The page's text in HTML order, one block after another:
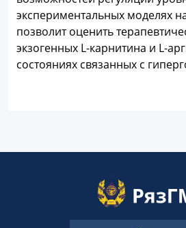
экспериментальных моделях
позволит оценить
экзогенных L-карнитина и L-
состояниях связанных с